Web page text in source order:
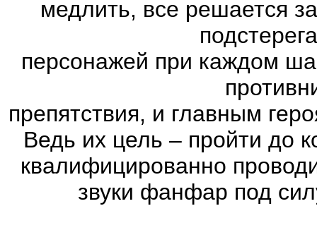
медлить, все решается
персонажей при каждом
препятствия, и главным
Ведь их цель – пройти до
квалифицированно
звуки фанфар под